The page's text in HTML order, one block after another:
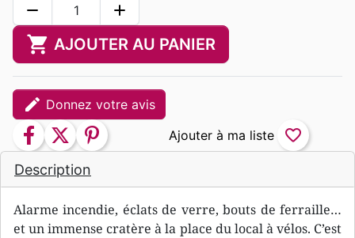
Description
Alarme incendie, éclats de verre, bouts de ferraille…
et un immense cratère à la place du local à vélos. C’est
remove add
shopping_cart AJOUTER AU PANIER
edit Donnez votre avis
facebook twitter pinterest favorite_border